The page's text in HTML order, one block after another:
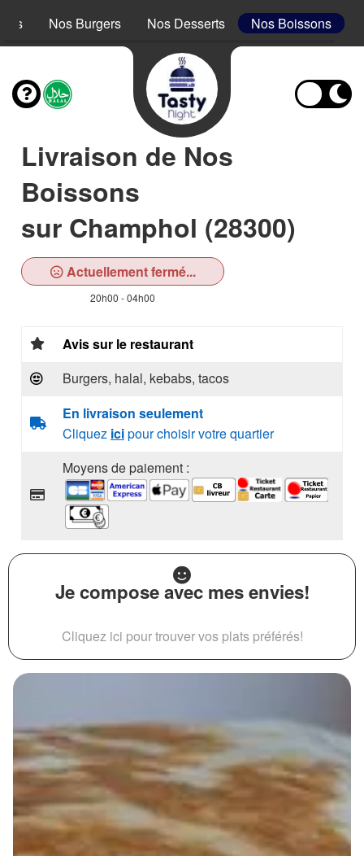
Nos Burgers Nos Desserts Nos Boissons
Livraison de Nos
Boissons
sur Champhol (28300)
Actuellement fermé...
20h00 - 04h00
Avis sur le restaurant
Burgers, halal, kebabs, tacos
En livraison seulement
Cliquez icipour choisir votre quartier
Moyens de paiement :
Je compose avec mes envies!
Cliquez ici pour trouver vos plats préférés!